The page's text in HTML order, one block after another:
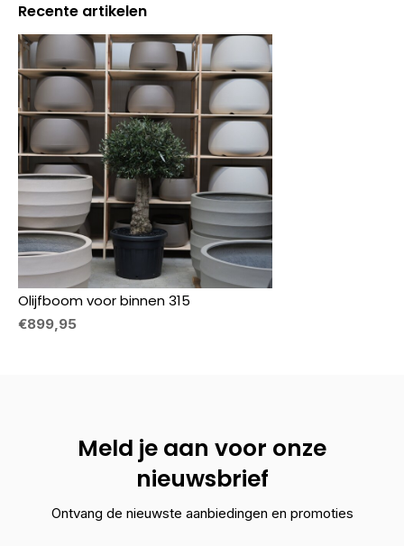
Recente artikelen
Olijfboom voor binnen 315
€899,95
Meld je aan voor onze
nieuwsbrief
Ontvang de nieuwste aanbiedingen en promoties